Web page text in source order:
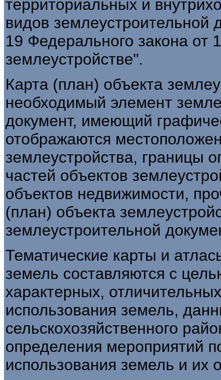
территориальных и
видов землеустроительной
19 Федерального закона
землеустройстве".
Карта (план) объекта
необходимый элемент
документ, имеющий
отображаются
землеустройства, границы
частей объектов
объектов недвижимости,
(план) объекта
землеустроительной
Тематические карты и
земель составляются с
характерных,
использования земель,
сельскохозяйственного
определения мероприятий
использования земель и их